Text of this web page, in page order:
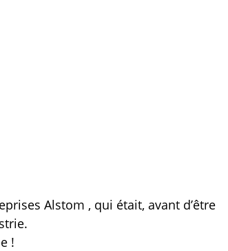
Alstom , qui était, avant d’être
!